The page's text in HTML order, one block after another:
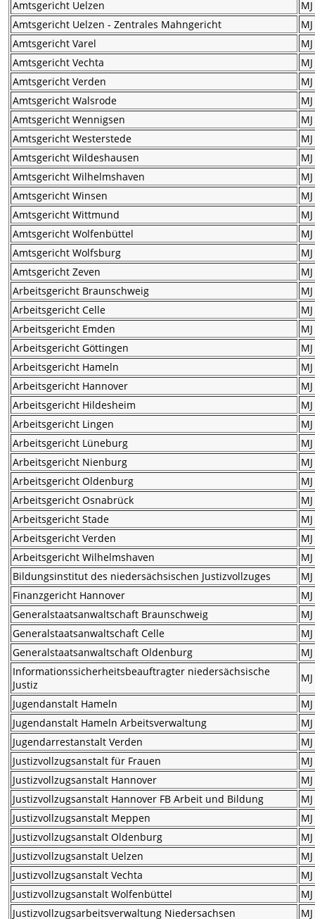
Amtsgericht Uelzen
MJ
Amtsgericht Uelzen - Zentrales Mahngericht
MJ
Amtsgericht Varel
MJ
Amtsgericht Vechta
MJ
Amtsgericht Verden
MJ
Amtsgericht Walsrode
MJ
Amtsgericht Wennigsen
MJ
Amtsgericht Westerstede
MJ
Amtsgericht Wildeshausen
MJ
Amtsgericht Wilhelmshaven
MJ
Amtsgericht Winsen
MJ
Amtsgericht Wittmund
MJ
Amtsgericht Wolfenbüttel
MJ
Amtsgericht Wolfsburg
MJ
Amtsgericht Zeven
MJ
Arbeitsgericht Braunschweig
MJ
Arbeitsgericht Celle
MJ
Arbeitsgericht Emden
MJ
Arbeitsgericht Göttingen
MJ
Arbeitsgericht Hameln
MJ
Arbeitsgericht Hannover
MJ
Arbeitsgericht Hildesheim
MJ
Arbeitsgericht Lingen
MJ
Arbeitsgericht Lüneburg
MJ
Arbeitsgericht Nienburg
MJ
Arbeitsgericht Oldenburg
MJ
Arbeitsgericht Osnabrück
MJ
Arbeitsgericht Stade
MJ
Arbeitsgericht Verden
MJ
Arbeitsgericht Wilhelmshaven
MJ
Bildungsinstitut des niedersächsischen Justizvollzuges
MJ
Finanzgericht Hannover
MJ
Generalstaatsanwaltschaft Braunschweig
MJ
Generalstaatsanwaltschaft Celle
MJ
Generalstaatsanwaltschaft Oldenburg
MJ
Informationssicherheitsbeauftragter niedersächsische
Justiz
MJ
Jugendanstalt Hameln
MJ
Jugendanstalt Hameln Arbeitsverwaltung
MJ
Jugendarrestanstalt Verden
MJ
Justizvollzugsanstalt für Frauen
MJ
Justizvollzugsanstalt Hannover
MJ
Justizvollzugsanstalt Hannover FB Arbeit und Bildung
MJ
Justizvollzugsanstalt Meppen
MJ
Justizvollzugsanstalt Oldenburg
MJ
Justizvollzugsanstalt Uelzen
MJ
Justizvollzugsanstalt Vechta
MJ
Justizvollzugsanstalt Wolfenbüttel
MJ
Justizvollzugsarbeitsverwaltung Niedersachsen
MJ